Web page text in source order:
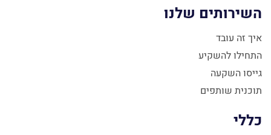
השירותים שלנו
איך זה עובד
התחילו להשקיע
גייסו השקעה
תוכנית שותפים
כללי